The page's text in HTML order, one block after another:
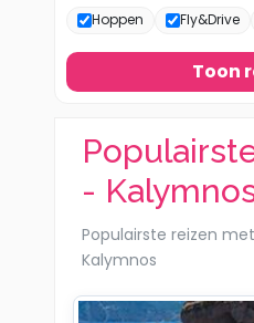
Hoppen Fly&Drive
Toon
-
Populairste reizen
Kalymnos